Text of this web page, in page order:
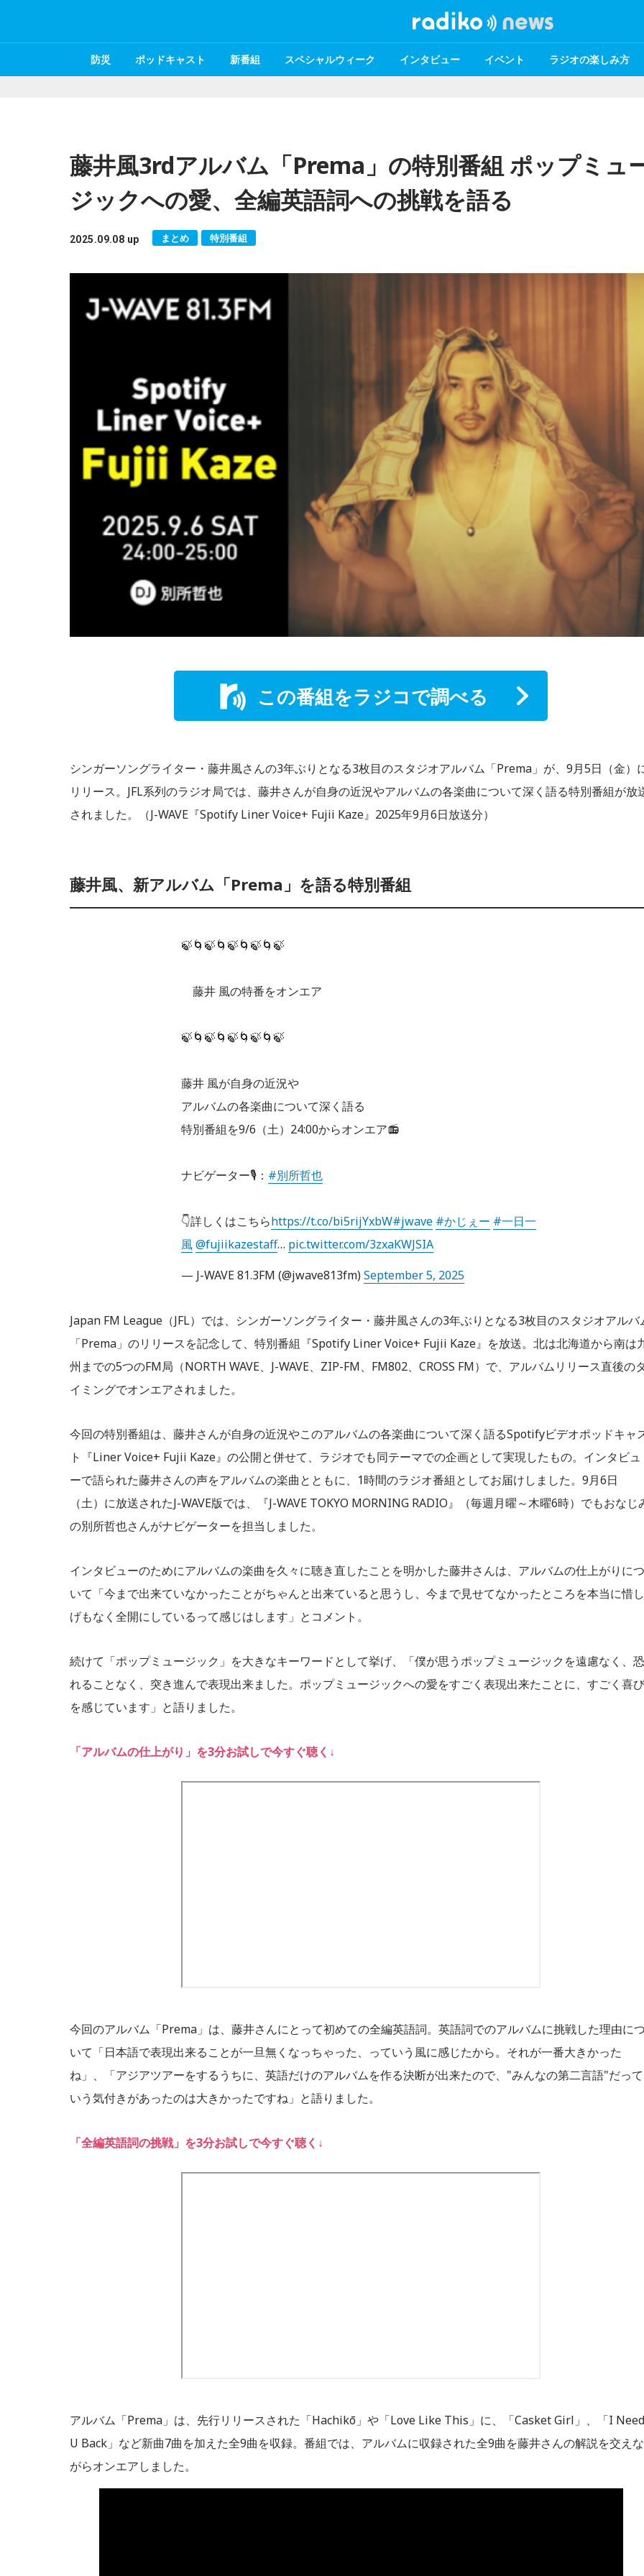
防災 ポッドキャスト 新番組 スペシャルウィーク インタビュー イベント ラジオの楽しみ方
藤井風3rdアルバム「Prema」の特別番組 ポップミュ
ジックへの愛、全編英語詞への挑戦を語る
2025.09.08 up まとめ 特別番組
この番組をラジコで調べる
シンガーソングライター・藤井風さんの3年ぶりとなる3枚⽬のスタジオアルバム「Prema」が、9月5日（金）
リリース。JFL系列のラジオ局では、藤井さんが自身の近況やアルバムの各楽曲について深く語る特別番組が放
されました。（J-WAVE『Spotify Liner Voice+ Fujii Kaze』2025年9月6日放送分）
藤井風、新アルバム「Prema」を語る特別番組
🍃🌀🍃🌀🍃🌀🍃🌀🍃
藤井 風の特番をオンエア
🍃🌀🍃🌀🍃🌀🍃🌀🍃
藤井 風が自身の近況や
アルバムの各楽曲について深く語る
特別番組を9/6（土）24:00からオンエア📻
ナビゲーター🎙： #別所哲也
👇詳しくはこちらhttps://t.co/bi5rijYxbW#jwave #かじぇー #一日一
風@fujiikazestaff… pic.twitter.com/3zxaKWJSIA
— J-WAVE 81.3FM (@jwave813fm)September 5, 2025
Japan FM League（JFL）では、シンガーソングライター・藤井風さんの3年ぶりとなる3枚⽬のスタジオアルバ
「Prema」のリリースを記念して、特別番組『Spotify Liner Voice+ Fujii Kaze』を放送。北は北海道から南は
州までの5つのFM局（NORTH WAVE、J-WAVE、ZIP-FM、FM802、CROSS FM）で、アルバムリリース直後の
イミングでオンエアされました。
今回の特別番組は、藤井さんが自身の近況やこのアルバムの各楽曲について深く語るSpotifyビデオポッドキャ
ト『Liner Voice+ Fujii Kaze』の公開と併せて、ラジオでも同テーマでの企画として実現したもの。インタビュ
ーで語られた藤井さんの声をアルバムの楽曲とともに、1時間のラジオ番組としてお届けしました。9月6日
（土）に放送されたJ-WAVE版では、『J-WAVE TOKYO MORNING RADIO』（毎週月曜～木曜6時）でもおなじ
の別所哲也さんがナビゲーターを担当しました。
インタビューのためにアルバムの楽曲を久々に聴き直したことを明かした藤井さんは、アルバムの仕上がりにつ
いて「今まで出来ていなかったことがちゃんと出来ていると思うし、今まで見せてなかったところを本当に惜し
げもなく全開にしているって感じはします」とコメント。
続けて「ポップミュージック」を大きなキーワードとして挙げ、「僕が思うポップミュージックを遠慮なく、恐
れることなく、突き進んで表現出来ました。ポップミュージックへの愛をすごく表現出来たことに、すごく喜び
を感じています」と語りました。
「アルバムの仕上がり」を3分お試しで今すぐ聴く↓
今回のアルバム「Prema」は、藤井さんにとって初めての全編英語詞。英語詞でのアルバムに挑戦した理由に
いて「日本語で表現出来ることが一旦無くなっちゃった、っていう風に感じたから。それが一番大きかった
ね」、「アジアツアーをするうちに、英語だけのアルバムを作る決断が出来たので、"みんなの第二言語"だって
いう気付きがあったのは大きかったですね」と語りました。
「全編英語詞の挑戦」を3分お試しで今すぐ聴く↓
アルバム「Prema」は、先行リリースされた「Hachikō」や「Love Like This」に、「Casket Girl」、「I Need
U Back」など新曲7曲を加えた全9曲を収録。番組では、アルバムに収録された全9曲を藤井さんの解説を交えな
がらオンエアしました。